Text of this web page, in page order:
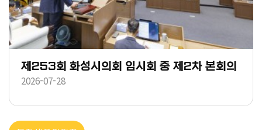
제253회 화성시의회 임시회 중 제2차 본회의
2026-07-28